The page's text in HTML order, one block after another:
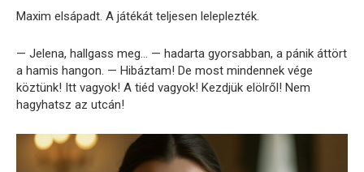
Maxim elsápadt. A játékát teljesen leleplezték.
— Jelena, hallgass meg… — hadarta gyorsabban, a pánik áttört
a hamis hangon. — Hibáztam! De most mindennek vége
köztünk! Itt vagyok! A tiéd vagyok! Kezdjük elölről! Nem
hagyhatsz az utcán!